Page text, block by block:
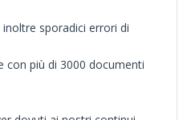
sporadici errori di
con più di 3000 documenti